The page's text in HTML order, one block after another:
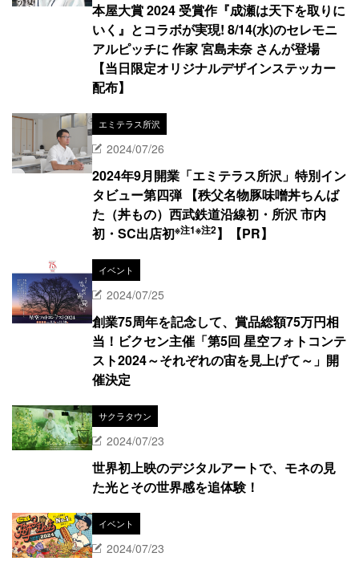
本屋大賞 2024 受賞作『成瀬は天下を取りに
いく』とコラボが実現! 8/14(水)のセレモニ
アルピッチに 作家 宮島未奈 さんが登場
【当日限定オリジナルデザインステッカー
配布】
エミテラス所沢
2024/07/26
2024年9月開業「エミテラス所沢」特別イン
タビュー第四弾 【秩父名物豚味噌丼ちんば
た（丼もの）西武鉄道沿線初・所沢 市内
初・SC出店初※注1※注2】【PR】
イベント
2024/07/25
創業75周年を記念して、賞品総額75万円相
当！ビクセン主催「第5回 星空フォトコンテ
スト2024～それぞれの宙を見上げて～」開
催決定
サクラタウン
2024/07/23
世界初上映のデジタルアートで、モネの見
た光とその世界感を追体験！
イベント
2024/07/23